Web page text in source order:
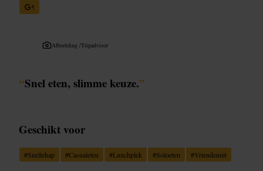
5
Afbeelding /Tripadvisor
“Snel eten, slimme keuze.”
Geschikt voor
#Snellehap #Casualeten #Lunchplek #Soloeten #Vriendenuit